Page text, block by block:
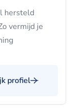
hersteld
vermijd je
profiel